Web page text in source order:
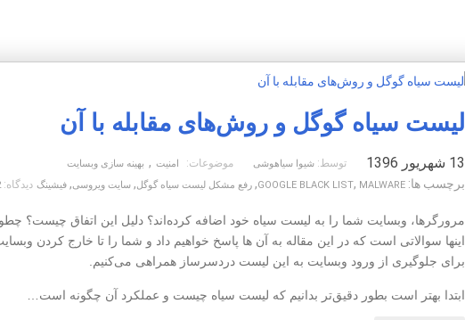
لیست سیاه گوگل و روش‌های مقابله با آن
13 شهریور 1396 توسط:شیوا سیاهوشی موضوعات: امنیت , بهینه سازی وبسایت
برچسب ها: GOOGLE BLACK LIST, MALWARE
,رفع مشکل لیست سیاه گوگل,سایت ویروسی,فیشینگ دیدگاه:2
مرورگرها، وبسایت شما را به لیست سیاه خود اضافه کرده‌اند؟ دلیل این اتفاق چیست؟
اینها سوالاتی است که در این مقاله به آن ها پاسخ خواهیم داد و شما را تا خارج کردن
برای جلوگیری از ورود وبسایت به این لیست دردسرساز همراهی می‌کنیم.
ابتدا بهتر است بطور دقیق‌تر بدانیم که لیست سیاه چیست و عملکرد آن چگونه است…